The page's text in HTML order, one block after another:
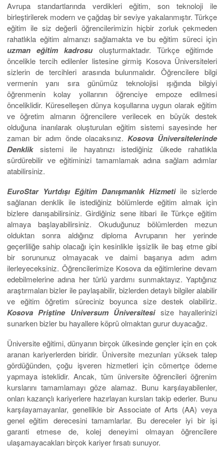
Avrupa standartlarında verdikleri eğitim, son teknoloji ile
birleştirilerek modern ve çağdaş bir seviye yakalanmıştır. Türkçe
eğitim ile siz değerli öğrencilerimizin hiçbir zorluk çekmeden
rahatlıkla eğitim almanızı sağlamakta ve bu eğitim süreci için
uzman eğitim kadrosu oluşturmaktadır. Türkçe eğitimde
öncelikle tercih edilenler listesine girmiş Kosova Üniversiteleri
sizlerin de tercihleri arasında bulunmalıdır. Öğrencilere bilgi
vermenin yanı sıra günümüz teknolojisi ışığında bilgiyi
öğrenmenin kolay yollarının öğrenciye empoze edilmesi
önceliklidir. Küreselleşen dünya koşullarına uygun olarak eğitim
ve öğretim almanın öğrencilere verilecek en büyük destek
olduğuna inanılarak oluşturulan eğitim sistemi sayesinde her
zaman bir adım önde olacaksınız.Kosova Üniversitelerinde
Denkliksistemi ile hayatınızı istediğiniz ülkede rahatlıkla
sürdürebilir ve eğitiminizi tamamlamak adına sağlam adımlar
atabilirsiniz.
EuroStarYurtdışı Eğitim Danışmanlık Hizmetiile sizlerde
sağlanan denklik ile istediğiniz bölümlerde eğitim almak için
bizlere danışabilirsiniz. Girdiğiniz sene itibari ile Türkçe eğitim
almaya başlayabilirsiniz. Okuduğunuz bölümlerden mezun
olduktan sonra aldığınız diploma Avrupanın her yerinde
geçerliliğe sahip olacağı için kesinlikle işsizlik ile baş etme gibi
bir sorununuz olmayacak ve daimi başarıya adım adım
ilerleyeceksiniz. Öğrencilerimize Kosova da eğitimlerine devam
edebilmelerine adına her türlü yardımı sunmaktayız. Yaptığınız
araştırmaları bizler ile paylaşabilir, bizlerden detaylı bilgiler alabilir
ve eğitim öğretim süreciniz boyunca size destek olabiliriz.
Kosova Priştine Universum Üniversitesisize hayallerinizi
sunarken bizler bu hayallere köprü olmaktan gurur duyacağız.
Üniversite eğitimi, dünyanın birçok ülkesinde gençler için en çok
aranan kariyerlerden biridir. Üniversite mezunları yüksek talep
gördüğünden, çoğu işveren hizmetleri için cömertçe ödeme
yapmaya isteklidir. Ancak, tüm üniversite öğrencileri öğrenim
kurslarını tamamlamayı göze alamaz. Bunu karşılayabilenler,
onları kazançlı kariyerlere hazırlayan kursları takip ederler. Bunu
karşılayamayanlar, genellikle bir Associate of Arts (AA) veya
genel eğitim derecesini tamamlarlar. Bu dereceler iyi bir işi
garanti etmese de, kolej deneyimi olmayan öğrencilere
ulaşamayacakları birçok kariyer fırsatı sunuyor.